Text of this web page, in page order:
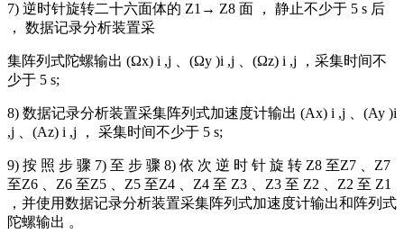
7) 逆时针旋转二十六面体的 Z1→ Z8 面 ， 静止不少于 5 s 后
， 数据记录分析装置采
集阵列式陀螺输出 (Ωx) i ,j 、(Ωy )i ,j 、(Ωz) i ,j ，采集时间不
少于 5 s;
8) 数据记录分析装置采集阵列式加速度计输出 (Ax) i ,j 、(Ay )i
,j 、(Az) i ,j ， 采集时间不少于 5 s;
9) 按 照 步 骤 7) 至 步 骤 8) 依 次 逆 时 针 旋 转 Z8 至Z7 、Z7
至Z6 、Z6 至Z5 、Z5 至Z4 、Z4 至 Z3 、Z3 至 Z2 、Z2 至 Z1
，并使用数据记录分析装置采集阵列式加速度计输出和阵列式
陀螺输出 。